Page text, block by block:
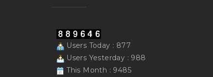
Users Today : 877
Users Yesterday : 988
This Month : 9485